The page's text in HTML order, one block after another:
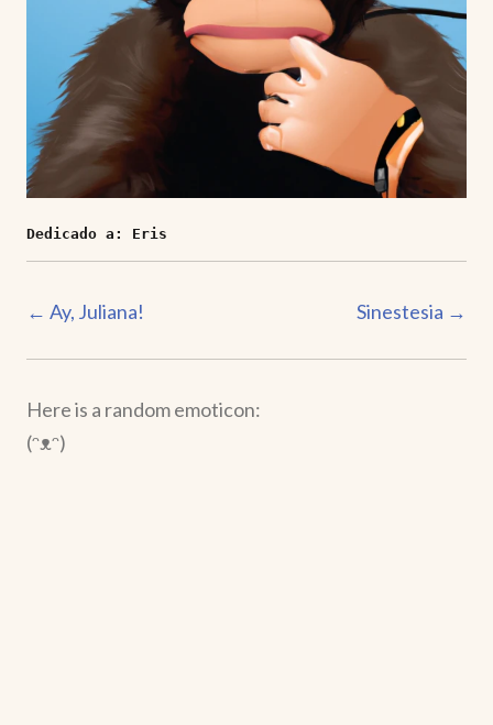
Dedicado a : Eris
← Ay, Juliana! Sinestesia →
Here is a random emoticon:
(ᵔᴥᵔ)